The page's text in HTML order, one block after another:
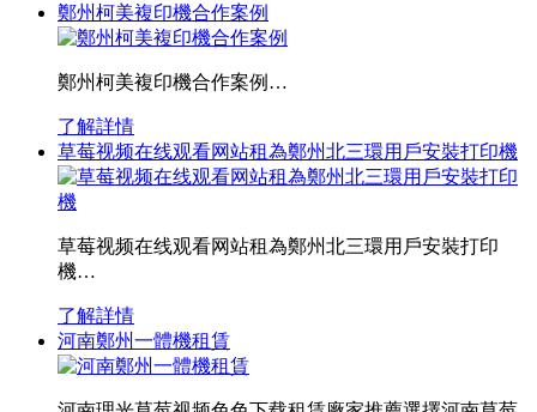
鄭州柯美複印機合作案例
鄭州柯美複印機合作案例…
了解詳情
草莓视频在线观看网站租為鄭州北三環用戶安裝​打印機
草莓视频在线观看网站租為鄭州北三環用戶安裝打印
機…
了解詳情
河南鄭州一體機租賃